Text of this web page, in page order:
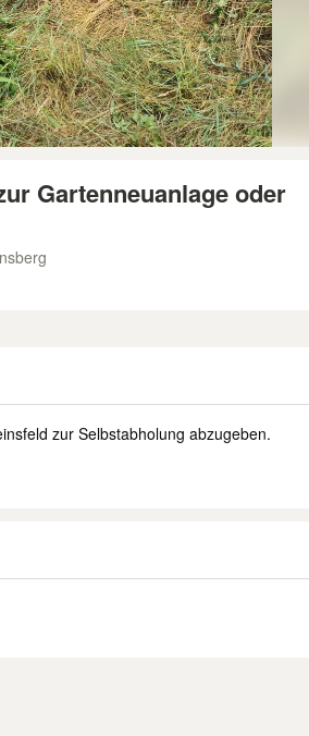
Gartenneuanlage oder
zur Selbstabholung abzugeben.